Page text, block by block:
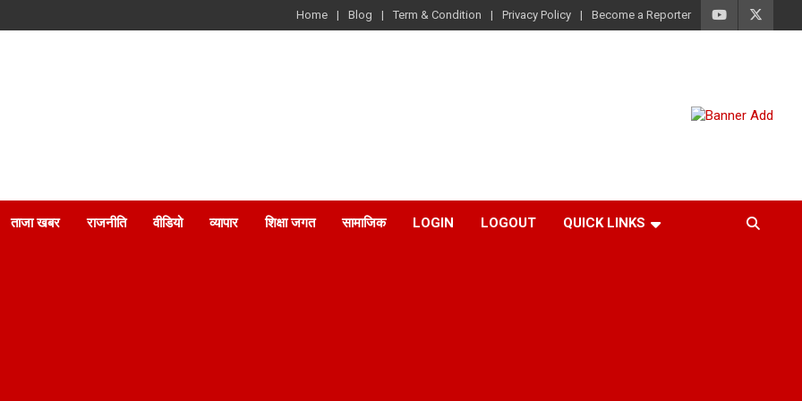
Home Blog Term & Condition Privacy Policy Become a Reporter
ताजा खबर राजनीति वीडियो व्यापार शिक्षा जगत सामाजिक LOGIN LOGOUT QUICK LINKS